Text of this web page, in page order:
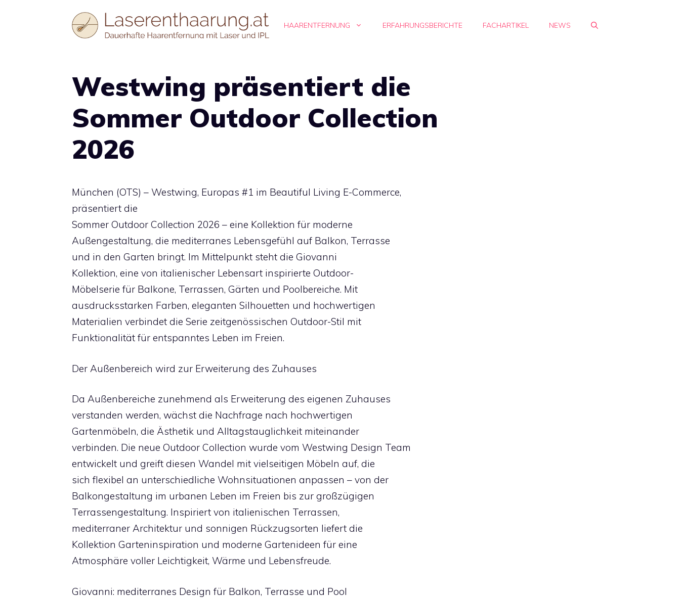
HAARENTFERNUNG ERFAHRUNGSBERICHTE FACHARTIKEL NEWS
Westwing präsentiert die
Sommer Outdoor Collection
2026
München (OTS) – Westwing, Europas #1 im Beautiful Living E-Commerce,
präsentiert die
Sommer Outdoor Collection 2026 – eine Kollektion für moderne
Außengestaltung, die mediterranes Lebensgefühl auf Balkon, Terrasse
und in den Garten bringt. Im Mittelpunkt steht die Giovanni
Kollektion, eine von italienischer Lebensart inspirierte Outdoor-
Möbelserie für Balkone, Terrassen, Gärten und Poolbereiche. Mit
ausdrucksstarken Farben, eleganten Silhouetten und hochwertigen
Materialien verbindet die Serie zeitgenössischen Outdoor-Stil mit
Funktionalität für entspanntes Leben im Freien.
Der Außenbereich wird zur Erweiterung des Zuhauses
Da Außenbereiche zunehmend als Erweiterung des eigenen Zuhauses
verstanden werden, wächst die Nachfrage nach hochwertigen
Gartenmöbeln, die Ästhetik und Alltagstauglichkeit miteinander
verbinden. Die neue Outdoor Collection wurde vom Westwing Design Team
entwickelt und greift diesen Wandel mit vielseitigen Möbeln auf, die
sich flexibel an unterschiedliche Wohnsituationen anpassen – von der
Balkongestaltung im urbanen Leben im Freien bis zur großzügigen
Terrassengestaltung. Inspiriert von italienischen Terrassen,
mediterraner Architektur und sonnigen Rückzugsorten liefert die
Kollektion Garteninspiration und moderne Gartenideen für eine
Atmosphäre voller Leichtigkeit, Wärme und Lebensfreude.
Giovanni: mediterranes Design für Balkon, Terrasse und Pool